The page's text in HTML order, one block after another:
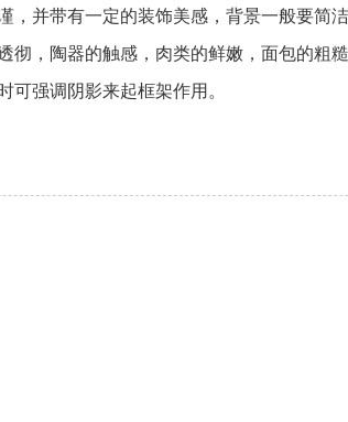
，并带有一定的装饰美感，背景一般要简
彻，陶器的触感，肉类的鲜嫩，面包的粗
可强调阴影来起框架作用。